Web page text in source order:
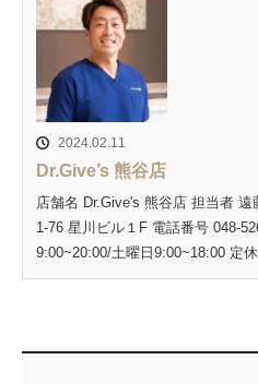
2024.02.11
Dr.Give’s 熊谷店
店舗名 Dr.Give's 熊谷店 担当者 遠
1-76 星川ビル１F 電話番号 048-
9:00~20:00/土曜日9:00~18:00 定